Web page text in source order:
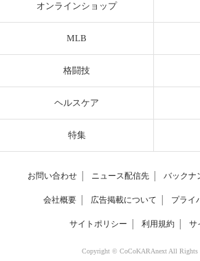
オンラインショップ
MLB
格闘技
ヘルスケア
特集
お問い合わせ ニュース配信先 バックナ
会社概要 広告掲載について プライ
サイトポリシー 利用規約 サ
Copyright © CoCoKARAnext All Rights